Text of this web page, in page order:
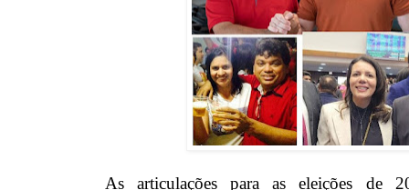
As articulações para as eleições de